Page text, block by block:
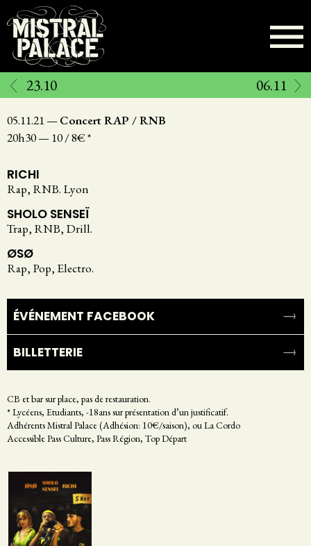
Aller
au
contenu
principal
23.10 06.11
05.11.21 —Concert RAP / RNB
20h30—10 / 8€ *
RICHI
Rap, RNB. Lyon
SHOLO SENSEÏ
Trap, RNB, Drill.
ØSØ
Rap, Pop, Electro.
ÉVÉNEMENT FACEBOOK
BILLETTERIE
CB et bar sur place, pas de restauration.
* Lycéens, Etudiants, -18ans sur présentation d’un justificatif.
Adhérents Mistral Palace (Adhésion: 10€/saison), ou La Cordo
Accessible Pass Culture, Pass Région, Top Départ